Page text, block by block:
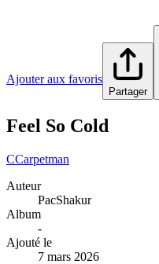
Ajouter aux favoris
Partager
Feel So Cold
CCarpetman
Auteur
PacShakur
Album
-
Ajouté le
7 mars 2026